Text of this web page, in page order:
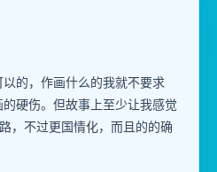
的，作画什么的我就不要求
硬伤。但故事上至少让我感觉
，不过更国情化，而且的的确